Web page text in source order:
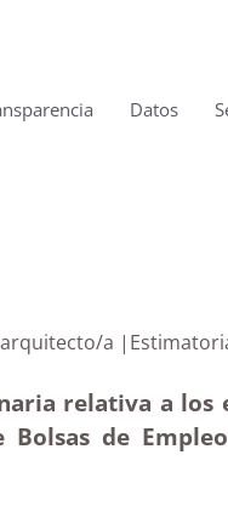
Datos
de arquitecto/a
relativa a los
de